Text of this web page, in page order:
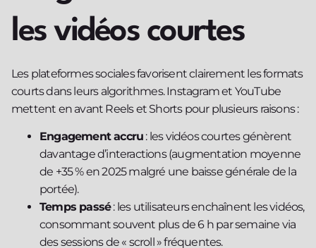
les vidéos courtes
Les plateformes sociales favorisent clairement les formats
courts dans leurs algorithmes. Instagram et YouTube
mettent en avant Reels et Shorts pour plusieurs raisons :
Engagement accru : les vidéos courtes génèrent
davantage d’interactions (augmentation moyenne
de +35 % en 2025 malgré une baisse générale de la
portée).
Temps passé: les utilisateurs enchaînent les vidéos,
consommant souvent plus de 6 h par semaine via
des sessions de « scroll » fréquentes.